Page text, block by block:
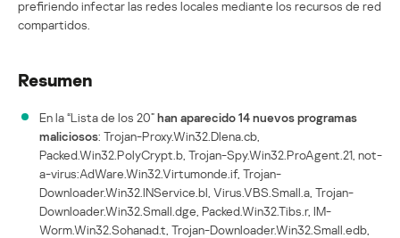
prefiriendo infectar las redes locales mediante los recursos de red
compartidos.
Resumen
En la “Lista de los 20”han aparecido 14 nuevos programas
maliciosos: Trojan-Proxy.Win32.Dlena.cb,
Packed.Win32.PolyCrypt.b, Trojan-Spy.Win32.ProAgent.21, not-
a-virus:AdWare.Win32.Virtumonde.if, Trojan-
Downloader.Win32.INService.bl, Virus.VBS.Small.a, Trojan-
Downloader.Win32.Small.dge, Packed.Win32.Tibs.r, IM-
Worm.Win32.Sohanad.t, Trojan-Downloader.Win32.Small.edb,